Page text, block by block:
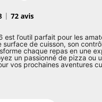
72 avis
est l’outil parfait pour les
surface de cuisson, son
chaque repas en une
un passionné de pizza ou
vos prochaines aventures